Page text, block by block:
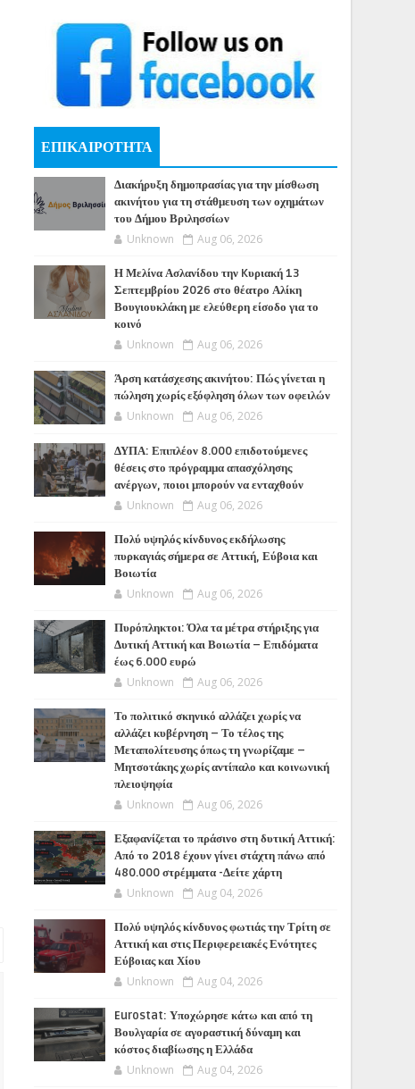
ΕΠΙΚΑΙΡΟΤΗΤΑ
Διακήρυξη δημοπρασίας για την μίσθωση
ακινήτου για τη στάθμευση των οχημάτων
του Δήμου Βριλησσίων
Unknown Aug 06, 2026
Η Μελίνα Ασλανίδου την Kυριακή 13
Σεπτεμβρίου 2026 στο θέατρο Αλίκη
Βουγιουκλάκη με ελεύθερη είσοδο για το
κοινό
Unknown Aug 06, 2026
Άρση κατάσχεσης ακινήτου: Πώς γίνεται η
πώληση χωρίς εξόφληση όλων των οφειλών
Unknown Aug 06, 2026
ΔΥΠΑ: Επιπλέον 8.000 επιδοτούμενες
θέσεις στο πρόγραμμα απασχόλησης
ανέργων, ποιοι μπορούν να ενταχθούν
Unknown Aug 06, 2026
Πολύ υψηλός κίνδυνος εκδήλωσης
πυρκαγιάς σήμερα σε Αττική, Εύβοια και
Βοιωτία
Unknown Aug 06, 2026
Πυρόπληκτοι: Όλα τα μέτρα στήριξης για
Δυτική Αττική και Βοιωτία – Επιδόματα
έως 6.000 ευρώ
Unknown Aug 06, 2026
Το πολιτικό σκηνικό αλλάζει χωρίς να
αλλάζει κυβέρνηση – Το τέλος της
Μεταπολίτευσης όπως τη γνωρίζαμε –
Μητσοτάκης χωρίς αντίπαλο και κοινωνική
πλειοψηφία
Unknown Aug 06, 2026
Εξαφανίζεται το πράσινο στη δυτική Αττική:
Από το 2018 έχουν γίνει στάχτη πάνω από
480.000 στρέμματα -Δείτε χάρτη
Unknown Aug 04, 2026
Πολύ υψηλός κίνδυνος φωτιάς την Τρίτη σε
Αττική και στις Περιφερειακές Ενότητες
Εύβοιας και Χίου
Unknown Aug 04, 2026
Eurostat: Υποχώρησε κάτω και από τη
Βουλγαρία σε αγοραστική δύναμη και
κόστος διαβίωσης η Ελλάδα
Unknown Aug 04, 2026